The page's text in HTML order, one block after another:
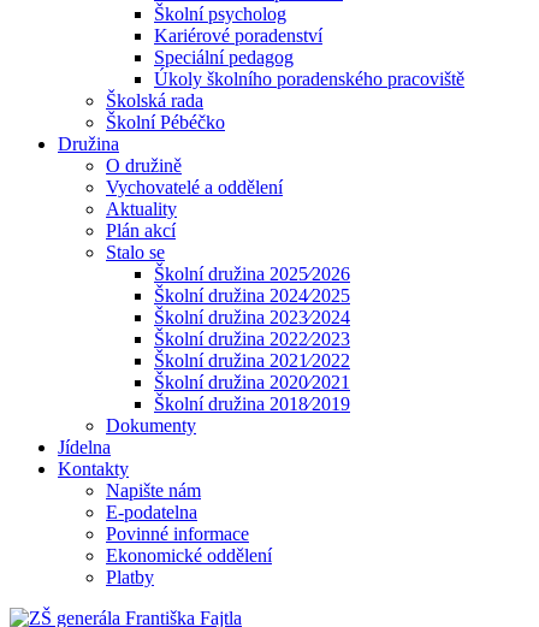
Školní psycholog
Kariérové poradenství
Speciální pedagog
Úkoly školního poradenského pracoviště
Školská rada
Školní Pébéčko
Družina
O družině
Vychovatelé a oddělení
Aktuality
Plán akcí
Stalo se
Školní družina 2025⁄2026
Školní družina 2024⁄2025
Školní družina 2023⁄2024
Školní družina 2022⁄2023
Školní družina 2021⁄2022
Školní družina 2020⁄2021
Školní družina 2018⁄2019
Dokumenty
Jídelna
Kontakty
Napište nám
E-podatelna
Povinné informace
Ekonomické oddělení
Platby